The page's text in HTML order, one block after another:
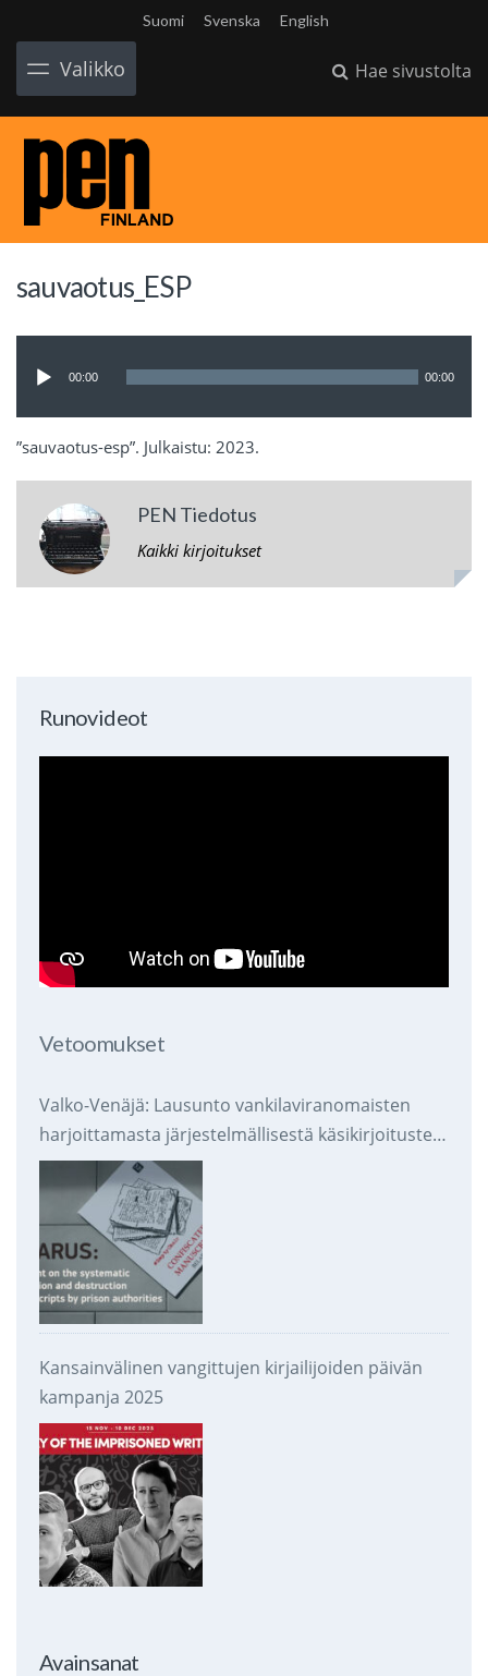
Suomi Svenska English
Valikko Hae sivustolta
sauvaotus_ESP
00:00 00:00
”sauvaotus-esp”. Julkaistu: 2023.
PEN Tiedotus
Kaikki kirjoitukset
Runovideot
Vetoomukset
Valko-Venäjä: Lausunto vankilaviranomaisten
harjoittamasta järjestelmällisestä käsikirjoitusten
takavarikoinnista ja tuhoamisesta
Kansainvälinen vangittujen kirjailijoiden päivän
kampanja 2025
Avainsanat